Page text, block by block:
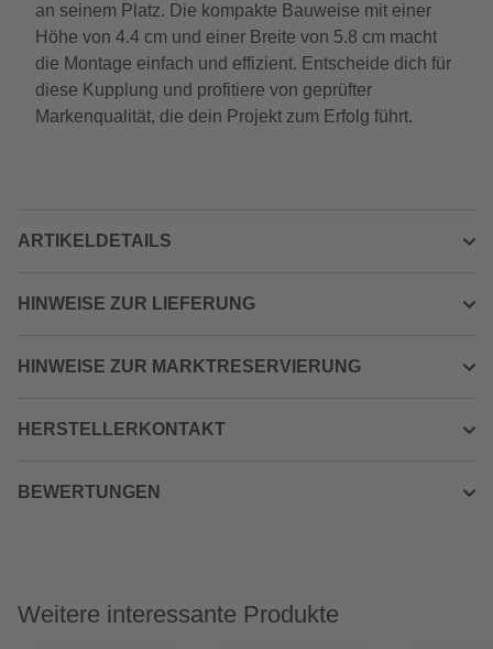
an seinem Platz. Die kompakte Bauweise mit einer
Höhe von 4.4 cm und einer Breite von 5.8 cm macht
die Montage einfach und effizient. Entscheide dich für
diese Kupplung und profitiere von geprüfter
Markenqualität, die dein Projekt zum Erfolg führt.
ARTIKELDETAILS
HINWEISE ZUR LIEFERUNG
HINWEISE ZUR MARKTRESERVIERUNG
HERSTELLERKONTAKT
BEWERTUNGEN
Weitere interessante Produkte